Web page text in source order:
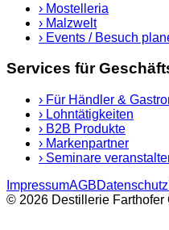
› Mostelleria
› Malzwelt
› Events / Besuch
Services für
› Für Händler &
› Lohntätigkeiten
› B2B Produkte
› Markenpartner
› Seminare
ImpressumAGBDatenschutz
© 2026 Destillerie Farthofer